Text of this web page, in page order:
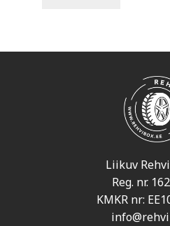
Liikuv
Reg. nr.
KMKR nr: